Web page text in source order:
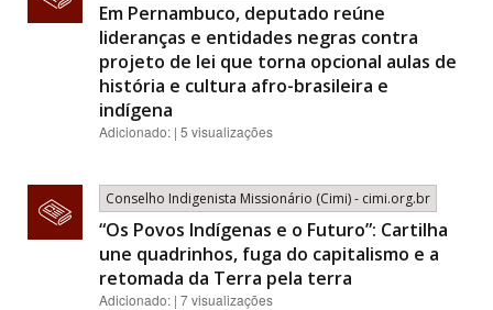
Em Pernambuco, deputado reúne
lideranças e entidades negras contra
projeto de lei que torna opcional aulas de
história e cultura afro-brasileira e
indígena
Adicionado: | 5 visualizações
Conselho Indigenista Missionário (Cimi) - cimi.org.br
“Os Povos Indígenas e o Futuro”: Cartilha
une quadrinhos, fuga do capitalismo e a
retomada da Terra pela terra
Adicionado: | 7 visualizações